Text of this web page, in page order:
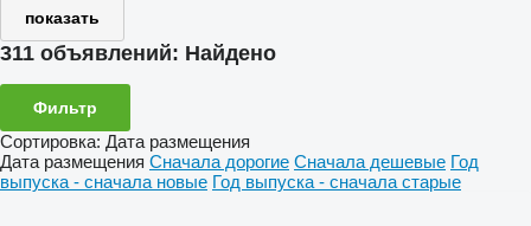
показать
311 объявлений: Найдено
Фильтр
Сортировка: Дата размещения
Дата размещения Сначала дорогие Сначала дешевые Год
выпуска - сначала новые Год выпуска - сначала старые